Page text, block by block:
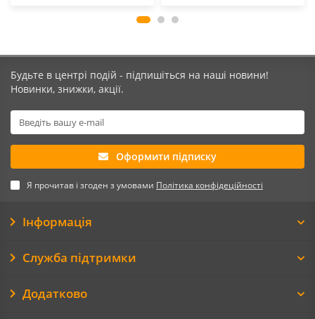
Будьте в центрі подій - підпишіться на наші новини!
Новинки, знижки, акції.
Оформити підписку
Я прочитав і згоден з умовами Політика конфідеційності
Інформація
Служба підтримки
Додатково